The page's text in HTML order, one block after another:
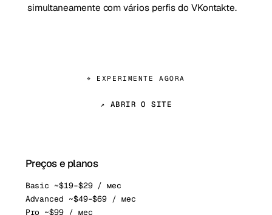
simultaneamente com vários perfis do VKontakte.
⌖ EXPERIMENTE AGORA
↗ ABRIR O SITE
Preços e planos
Basic ~$19–$29 / мес
Advanced ~$49–$69 / мес
Pro ~$99 / мес